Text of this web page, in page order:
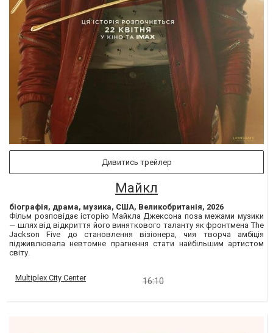
Дивитись трейлер
Майкл
біографія, драма, музика, США, Великобританія, 2026
Фільм розповідає історію Майкла Джексона поза межами музики
— шлях від відкриття його виняткового таланту як фронтмена The
Jackson Five до становлення візіонера, чия творча амбіція
підживлювала невтомне прагнення стати найбільшим артистом
світу.
Multiplex City Center 16:10